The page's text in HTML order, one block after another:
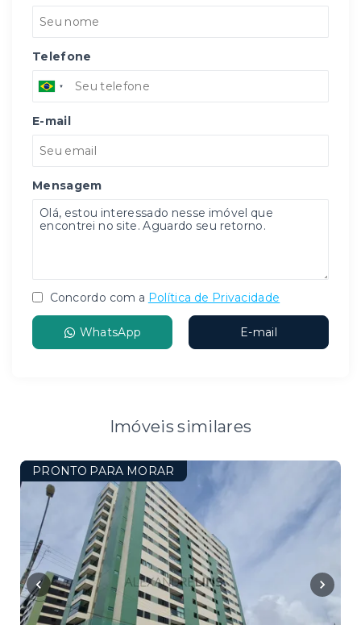
Telefone
E-mail
Mensagem
Concordo com a Política de Privacidade
WhatsApp E-mail
Imóveis similares
PRONTO PARA MORAR